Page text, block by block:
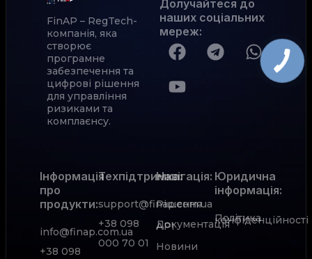
FinAP – RegTech-
компанія, яка
створює
програмне
забезпечення та
цифрові рішення
для управління
ризиками та
комплаєнсу.
Долучайтеся до
наших соціальних
мереж:
Інформація
про
продукти:
info@finap.com.ua
+38 098
Техпідтримка:
support@finap.com.ua
+38 098
000 70 01
Рішення
Документація
АРІ
Новини
Навігація: Юридична
інформація:
Політика
конфіденційності